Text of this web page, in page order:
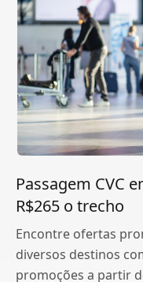
Passagem CVC
R$265 o trecho
Encontre ofertas
diversos destinos
promoções a partir